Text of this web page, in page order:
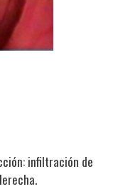
infiltración de